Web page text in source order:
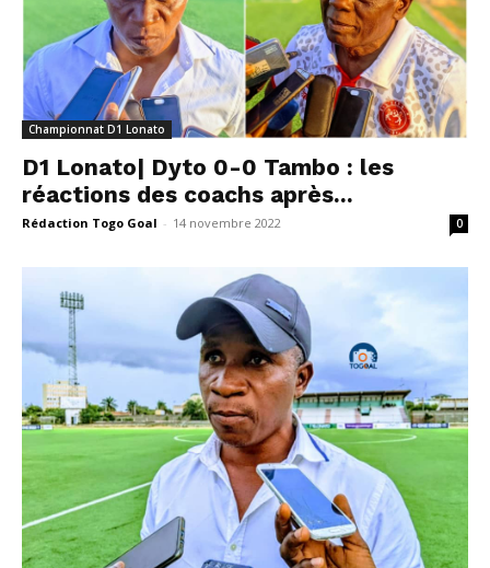
Championnat D1 Lonato
D1 Lonato| Dyto 0-0 Tambo : les
réactions des coachs après...
Rédaction Togo Goal - 14 novembre 2022 0